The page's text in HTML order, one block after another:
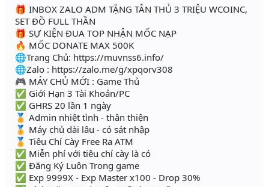
🎁 INBOX ZALO ADM TẶNG TÂN THỦ 3 TRIỆU WCOINC,
SET ĐỒ FULL THẦN
🎁 SỰ KIỆN ĐUA TOP NHẬN MỐC NẠP
🔥 MỐC DONATE MAX 500K
🌐Trang Chủ: https://muvnss6.info/
🌐Zalo : https://zalo.me/g/xpqorv308
🎮 MÁY CHỦ MỚI : Game Thủ
✅ Giới Hạn 3 Tài Khoản/PC
✅ GHRS 20 lần 1 ngày
🏅 Admin nhiệt tình - thân thiện
🏅 Máy chủ dài lâu - có sát nhập
🏅 Tiêu Chí Cày Free Ra ATM
✅ Miễn phí với tiêu chí cày là có
✅ Đăng Ký Luôn Trong game
✅ Exp 9999X - Exp Master x100 - Drop 30%